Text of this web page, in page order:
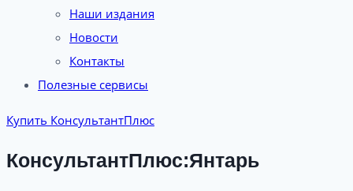
Наши издания
Новости
Контакты
Полезные сервисы
Купить КонсультантПлюс
КонсультантПлюс:Янтарь